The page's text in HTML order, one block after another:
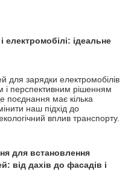
електромобілі: ідеальне
для зарядки електромобілів
і перспективним рішенням
поєднання має кілька
наш підхід до
вплив транспорту.
для встановлення
від дахів до фасадів і